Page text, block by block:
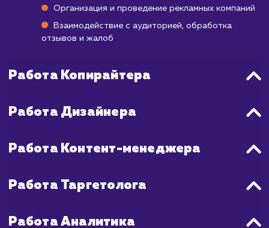
важно адаптировать вашу
зависимости от платформы. В общем,
проявляться через 3-6 месяцев после
достижения значимого роста и
более.